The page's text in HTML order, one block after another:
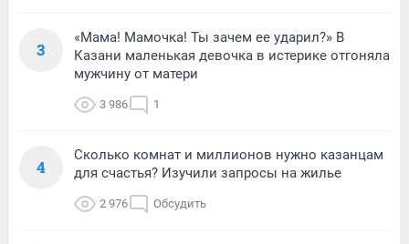
3
«Мама! Мамочка! Ты зачем ее ударил?» В
Казани маленькая девочка в истерике отгоняла
мужчину от матери
3 986 1
4
Сколько комнат и миллионов нужно казанцам
для счастья? Изучили запросы на жилье
2 976 Обсудить